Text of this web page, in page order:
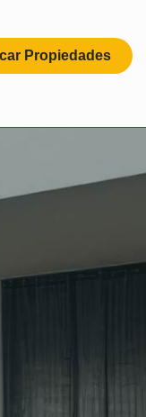
Propiedades